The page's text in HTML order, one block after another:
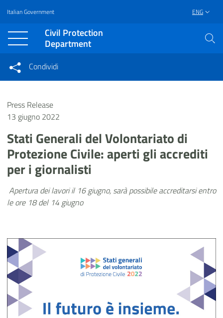
Vai al contenuto principale
Raggiungi il piè di pagina
Italian Government ENG
Civil Protection
Department
Condividi su Facebook
Condividi
Condividi sui social network
Press Release
13 giugno 2022
Stati Generali del Volontariato di
Protezione Civile: aperti gli accrediti
per i giornalisti
Apertura dei lavori il 16 giugno, sarà possibile accreditarsi entro
le ore 18 del 14 giugno